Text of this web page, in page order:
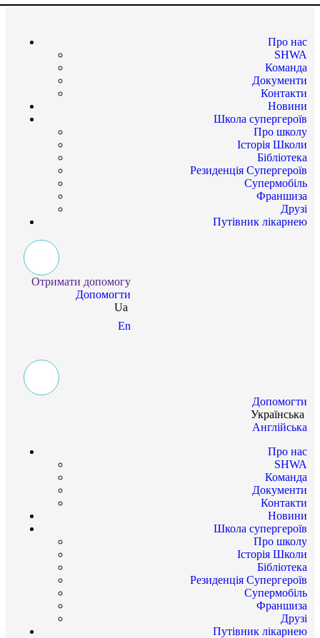
Про нас
SHWA
Команда
Документи
Контакти
Новини
Школа супергероїв
Про школу
Історія Школи
Бібліотека
Резиденція Супергероїв
Супермобіль
Франшиза
Друзі
Путівник лікарнею
Отримати допомогу
Допомогти
Ua
En
Допомогти
Українська
Англійська
Про нас
SHWA
Команда
Документи
Контакти
Новини
Школа супергероїв
Про школу
Історія Школи
Бібліотека
Резиденція Супергероїв
Супермобіль
Франшиза
Друзі
Путівник лікарнею